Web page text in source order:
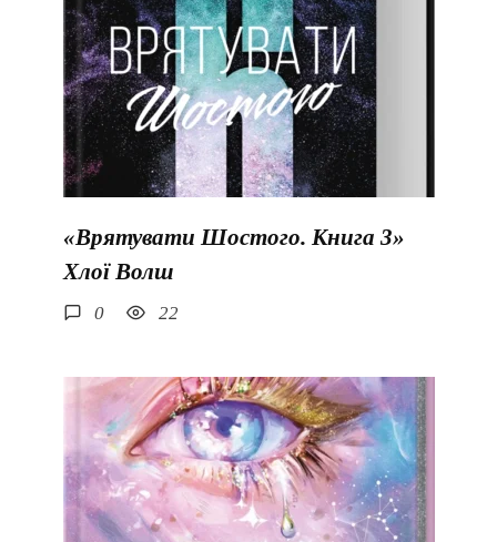
«Врятувати Шостого. Книга 3»
Хлої Волш
0 22